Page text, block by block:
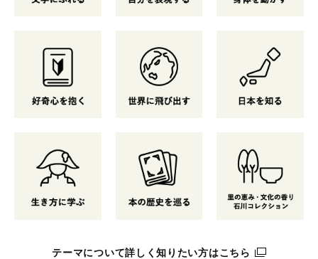
テーマについて詳しく知りたい方はこちら